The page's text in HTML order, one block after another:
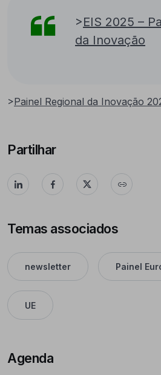
>EIS 2025 –
da Inovação
>Painel Regional da Inovação
Partilhar
Temas associados
newsletter Painel
UE
Agenda